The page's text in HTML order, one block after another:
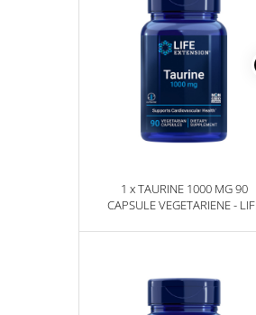
1 x TAURINE 1000 MG 90
CAPSULE VEGETARIENE - LIFE